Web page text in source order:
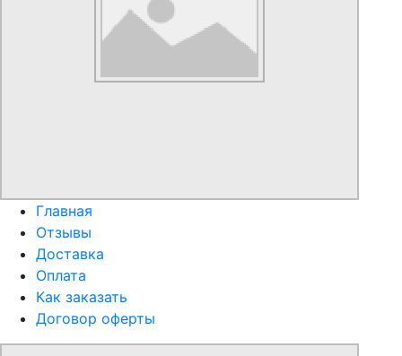
Главная
Отзывы
Доставка
Оплата
Как заказать
Договор оферты